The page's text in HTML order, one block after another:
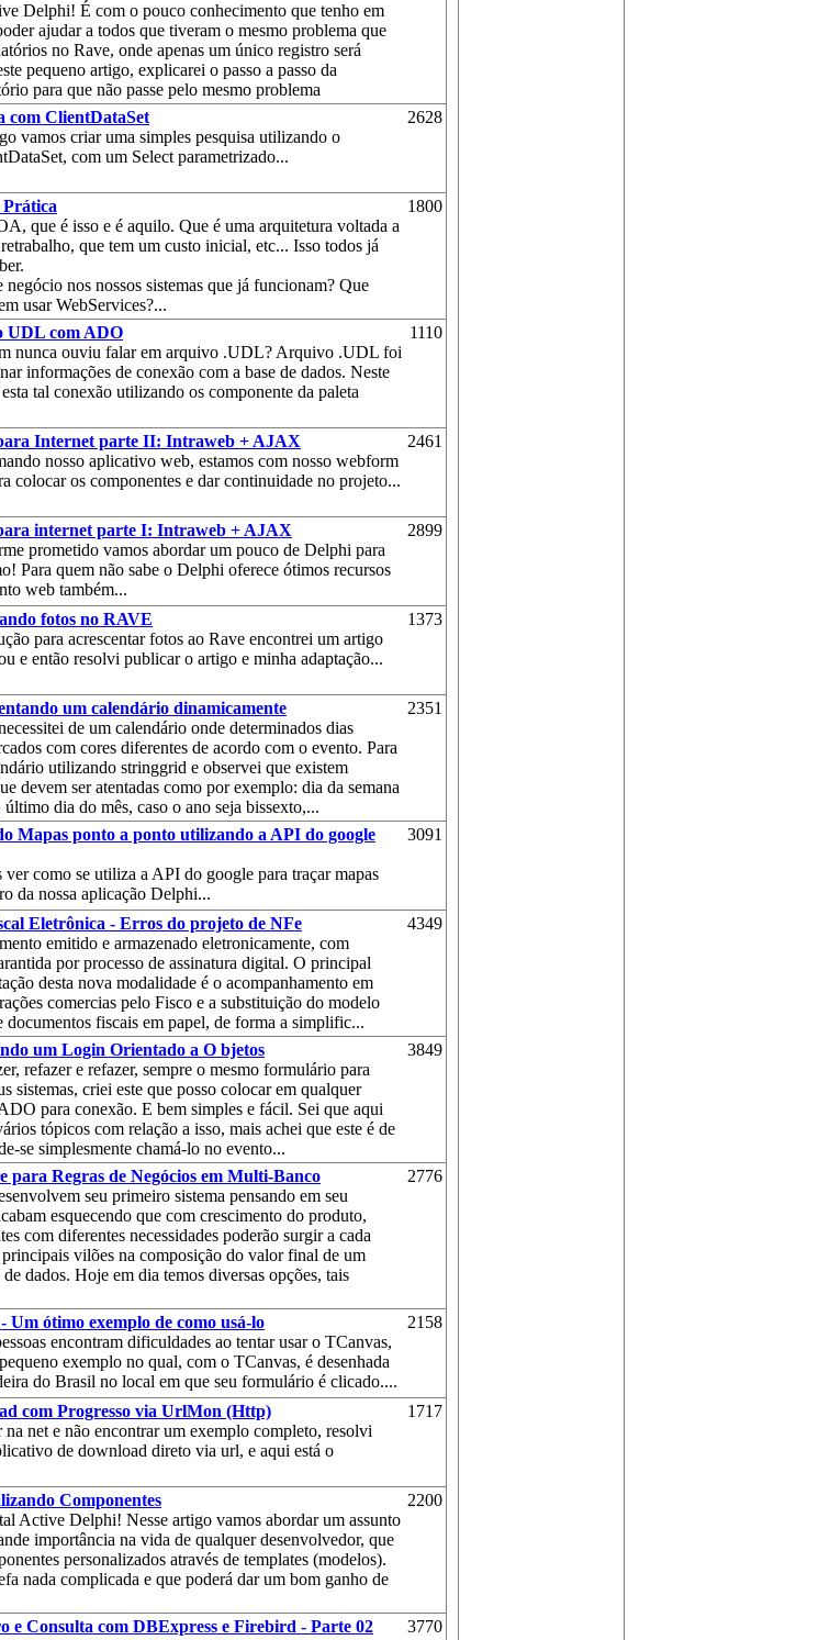
Delphi! É com o pouco conhecimento que tenho em
ajudar a todos que tiveram o mesmo problema que
no Rave, onde apenas um único registro será
pequeno artigo, explicarei o passo a passo da
para que não passe pelo mesmo problema
com ClientDataSet
vamos criar uma simples pesquisa utilizando o
com um Select parametrizado...
2628
Prática
que é isso e é aquilo. Que é uma arquitetura voltada a
que tem um custo inicial, etc... Isso todos já
negócio nos nossos sistemas que já funcionam? Que
usar WebServices?...
1800
UDL com ADO
nunca ouviu falar em arquivo .UDL? Arquivo .UDL foi
informações de conexão com a base de dados. Neste
tal conexão utilizando os componente da paleta
1110
Internet parte II: Intraweb + AJAX
nosso aplicativo web, estamos com nosso webform
colocar os componentes e dar continuidade no projeto...
2461
internet parte I: Intraweb + AJAX
prometido vamos abordar um pouco de Delphi para
Para quem não sabe o Delphi oferece ótimos recursos
web também...
2899
fotos no RAVE
para acrescentar fotos ao Rave encontrei um artigo
e então resolvi publicar o artigo e minha adaptação...
1373
um calendário dinamicamente
de um calendário onde determinados dias
com cores diferentes de acordo com o evento. Para
utilizando stringgrid e observei que existem
devem ser atentadas como por exemplo: dia da semana
último dia do mês, caso o ano seja bissexto,...
2351
Mapas ponto a ponto utilizando a API do google
ver como se utiliza a API do google para traçar mapas
da nossa aplicação Delphi...
3091
Eletrônica - Erros do projeto de NFe
emitido e armazenado eletronicamente, com
por processo de assinatura digital. O principal
desta nova modalidade é o acompanhamento em
comercias pelo Fisco e a substituição do modelo
documentos fiscais em papel, de forma a simplific...
4349
um Login Orientado a O bjetos
refazer e refazer, sempre o mesmo formulário para
sistemas, criei este que posso colocar em qualquer
para conexão. E bem simples e fácil. Sei que aqui
tópicos com relação a isso, mais achei que este é de
se simplesmente chamá-lo no evento...
3849
para Regras de Negócios em Multi-Banco
seu primeiro sistema pensando em seu
esquecendo que com crescimento do produto,
com diferentes necessidades poderão surgir a cada
vilões na composição do valor final de um
dados. Hoje em dia temos diversas opções, tais
2776
Um ótimo exemplo de como usá-lo
encontram dificuldades ao tentar usar o TCanvas,
exemplo no qual, com o TCanvas, é desenhada
do Brasil no local em que seu formulário é clicado....
2158
com Progresso via UrlMon (Http)
net e não encontrar um exemplo completo, resolvi
de download direto via url, e aqui está o
1717
Componentes
Active Delphi! Nesse artigo vamos abordar um assunto
importância na vida de qualquer desenvolvedor, que
personalizados através de templates (modelos).
nada complicada e que poderá dar um bom ganho de
2200
e Consulta com DBExpress e Firebird - Parte 02
3770